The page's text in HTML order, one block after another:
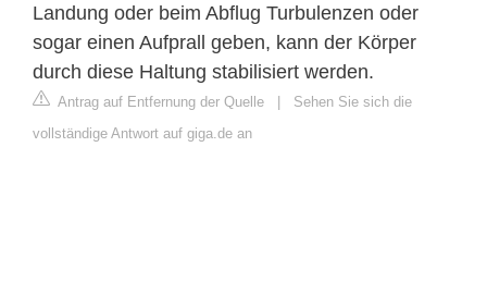
Landung oder beim Abflug Turbulenzen oder
sogar einen Aufprall geben, kann der Körper
durch diese Haltung stabilisiert werden.
Antrag auf Entfernung der Quelle | Sehen Sie sich die
vollständige Antwort auf giga.de an